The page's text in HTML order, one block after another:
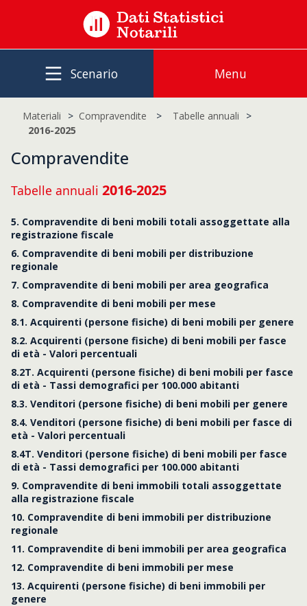
Scenario Menu
Materiali Compravendite
Tabelle annuali
2016-2025
Compravendite
Tabelle annuali 2016-2025
5. Compravendite di beni mobili totali assoggettate alla
registrazione fiscale
6. Compravendite di beni mobili per distribuzione
regionale
7. Compravendite di beni mobili per area geografica
8. Compravendite di beni mobili per mese
8.1. Acquirenti (persone fisiche) di beni mobili per genere
8.2. Acquirenti (persone fisiche) di beni mobili per fasce
di età - Valori percentuali
8.2T. Acquirenti (persone fisiche) di beni mobili per fasce
di età - Tassi demografici per 100.000 abitanti
8.3. Venditori (persone fisiche) di beni mobili per genere
8.4. Venditori (persone fisiche) di beni mobili per fasce di
età - Valori percentuali
8.4T. Venditori (persone fisiche) di beni mobili per fasce
di età - Tassi demografici per 100.000 abitanti
9. Compravendite di beni immobili totali assoggettate
alla registrazione fiscale
10. Compravendite di beni immobili per distribuzione
regionale
11. Compravendite di beni immobili per area geografica
12. Compravendite di beni immobili per mese
13. Acquirenti (persone fisiche) di beni immobili per
genere